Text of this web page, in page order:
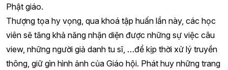
Phật giáo.
Thượng tọa hy vọng, qua khoá tập huấn lần này, các học
viên sẽ tăng khả năng nhận diện được những sự việc câu
view, những người giả danh tu sĩ, …để kịp thời xử lý truyền
thông, giữ gìn hình ảnh của Giáo hội. Phát huy những trang